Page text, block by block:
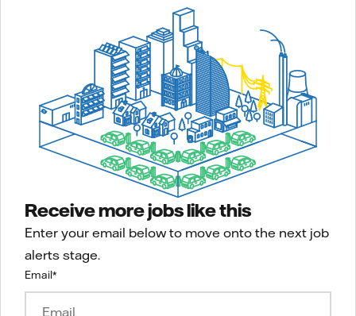
Receive more jobs like this
Enter your email below to move onto the next job
alerts stage.
Email*